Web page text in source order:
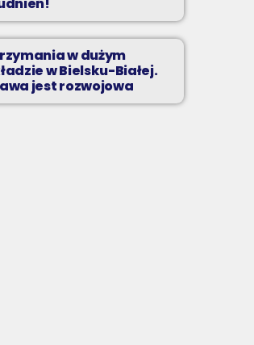
w dużym
w Bielsku-Białej.
jest rozwojowa